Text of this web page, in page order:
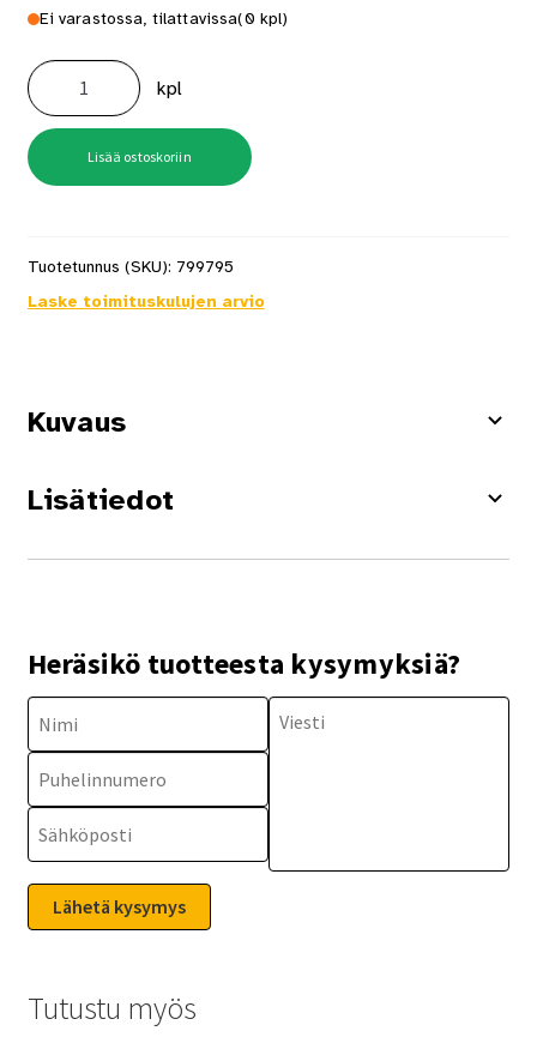
Ei varastossa, tilattavissa(0 kpl)
Pyyherengas
House
Kiillotettu
Kromi
määrä
kpl
Lisää ostoskoriin
Tuotetunnus (SKU): 799795
Laske toimituskulujen arvio
Kuvaus
Lisätiedot
Heräsikö tuotteesta kysymyksiä?
Tutustu myös